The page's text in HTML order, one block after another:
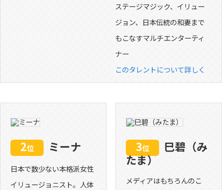
ステージマジック、イリュー
ジョン、日本伝統の和妻まで
もこなすマルチエンターティ
ナー
このタレントについて詳しく
2位 ミーナ
日本で数少ない本格派女性
イリュージョニスト。人体
3位
巳碧（み
たま）
メディアはもちろんのこ